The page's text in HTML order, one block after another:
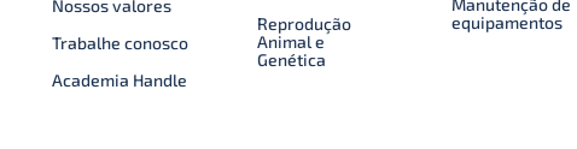
Nossos valores
Trabalhe conosco
Academia Handle
Reprodução
Animal e
Genética
equipamentos